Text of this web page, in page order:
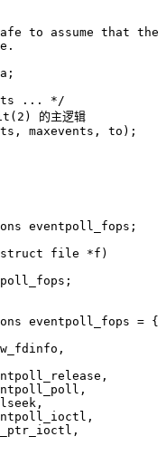
;
... */
, maxevents , to );
eventpoll_fops ;
struct file *f )
;
eventpoll_fops = {
,
,
,
,
,
,